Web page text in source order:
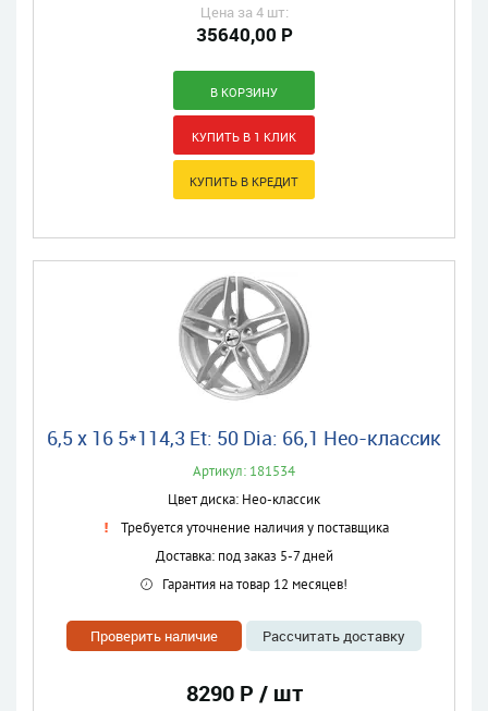
Цена за 4 шт:
35640,00 Р
6,5 x 16 5*114,3 Et: 50 Dia: 66,1 Нео-классик
Артикул: 181534
Цвет диска: Нео-классик
Требуется уточнение наличия у поставщика
Доставка: под заказ 5-7 дней
Гарантия на товар 12 месяцев!
Проверить наличие Рассчитать доставку
8290 Р / шт